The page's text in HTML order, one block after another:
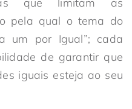
pela qual o tema do
um por Igual”; cada
de garantir que
iguais esteja ao seu